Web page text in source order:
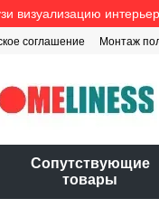
визуализацию
соглашение Монтаж
Cопутствующие
товары